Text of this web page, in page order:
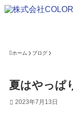
ホーム ブログ
夏はやっぱ
2023年7月13日